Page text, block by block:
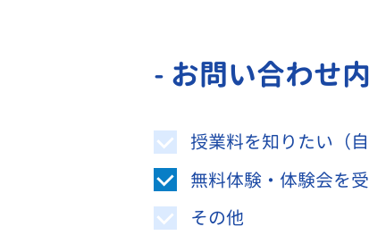
- お問い合わせ
授業料を知りたい（
無料体験・体験会を
その他